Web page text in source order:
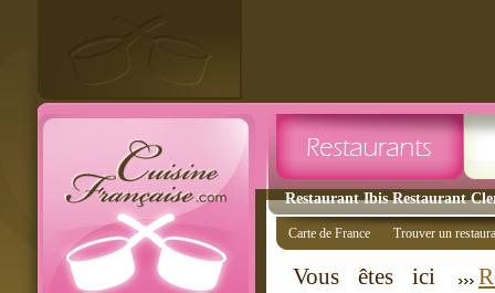
Restaurant Ibis Restaurant
Carte de France Trouver un
Vous êtes ici